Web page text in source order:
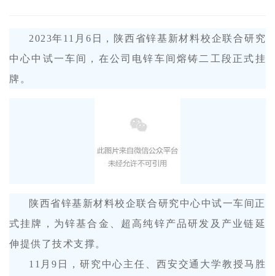
2023年11月6日，陕西省锌基新材料校企联合研究
中心中试一车间，在公司电锌车间熔铸二工段正式挂
牌。
陕西省锌基新材料校企联合研究中心中试一车间正
式挂牌，为锌基合金、超高纯锌产品研发及产业链延
伸提供了技术支撑。
11月9日，研究中心主任、西安交通大学教授马胜